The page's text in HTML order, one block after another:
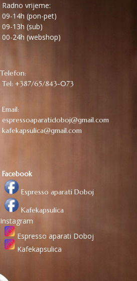
Radno vrijeme:
09-14h (pon-pet)
09-13h (sub)
00-24h (webshop)
Telefon:
Tel: +387/65/843-073
Email:
espressoaparatidoboj@gmail.com
kafekapsulica@gmail.com
Facebook
Espresso aparati Doboj
Kafekapsulica
Instagram
Espresso aparati Doboj
Kafekapsulica